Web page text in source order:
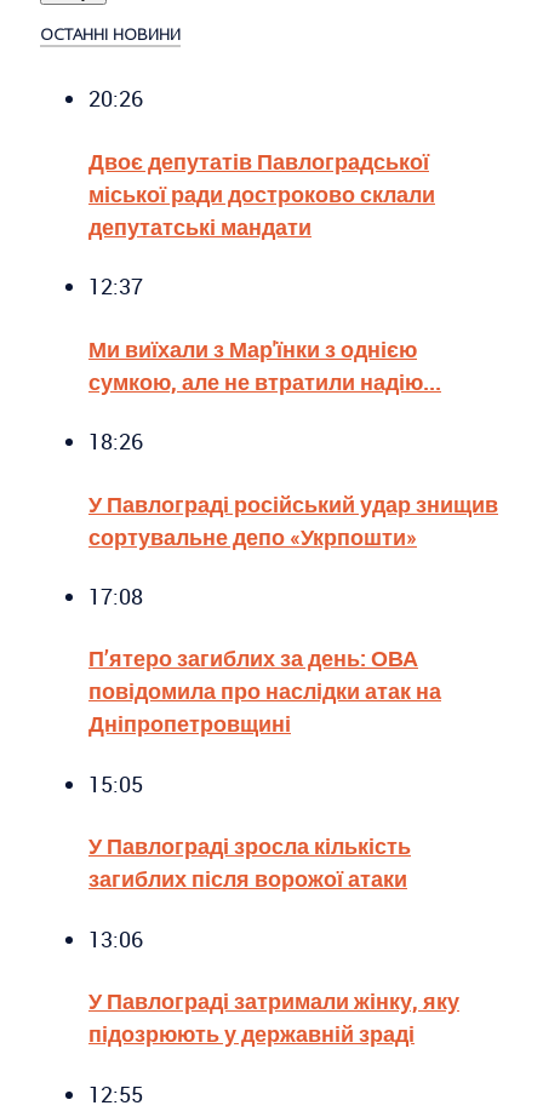
ОСТАННІ НОВИНИ
20:26
Двоє депутатів Павлоградської
міської ради достроково склали
депутатські мандати
12:37
Ми виїхали з Мар'їнки з однією
сумкою, але не втратили надію...
18:26
У Павлограді російський удар знищив
сортувальне депо «Укрпошти»
17:08
П’ятеро загиблих за день: ОВА
повідомила про наслідки атак на
Дніпропетровщині
15:05
У Павлограді зросла кількість
загиблих після ворожої атаки
13:06
У Павлограді затримали жінку, яку
підозрюють у державній зраді
12:55